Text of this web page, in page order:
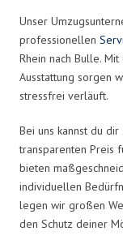
Unser
professionellen
Rhein nach Bulle.
Ausstattung sorgen
stressfrei verläuft.
Bei uns kannst du
transparenten Preis
bieten
individuellen
legen wir großen
den Schutz deiner